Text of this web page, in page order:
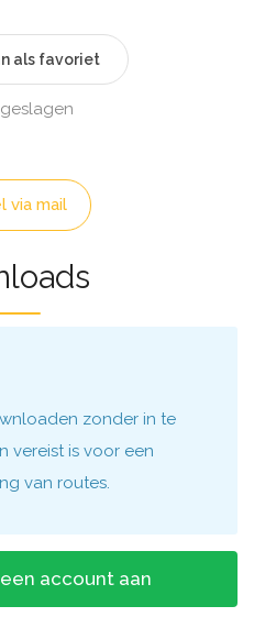
als favoriet
via mail
zonder in te
vereist is voor een
van routes.
account aan